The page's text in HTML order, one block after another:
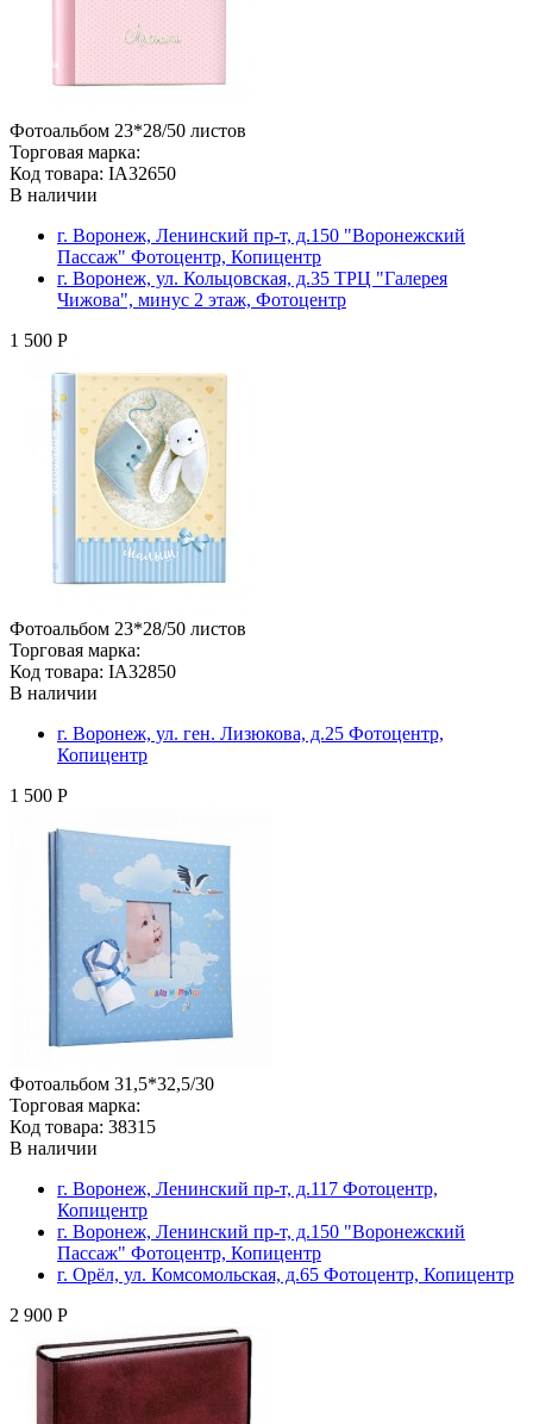
Фотоальбом 23*28/50 листов
Торговая марка:
Код товара: IA32650
В наличии
г. Воронеж, Ленинский пр-т, д.150 "Воронежский
Пассаж" Фотоцентр, Копицентр
г. Воронеж, ул. Кольцовская, д.35 ТРЦ "Галерея
Чижова", минус 2 этаж, Фотоцентр
1 500 Р
Фотоальбом 23*28/50 листов
Торговая марка:
Код товара: IA32850
В наличии
г. Воронеж, ул. ген. Лизюкова, д.25 Фотоцентр,
Копицентр
1 500 Р
Фотоальбом 31,5*32,5/30
Торговая марка:
Код товара: 38315
В наличии
г. Воронеж, Ленинский пр-т, д.117 Фотоцентр,
Копицентр
г. Воронеж, Ленинский пр-т, д.150 "Воронежский
Пассаж" Фотоцентр, Копицентр
г. Орёл, ул. Комсомольская, д.65 Фотоцентр, Копицентр
2 900 Р